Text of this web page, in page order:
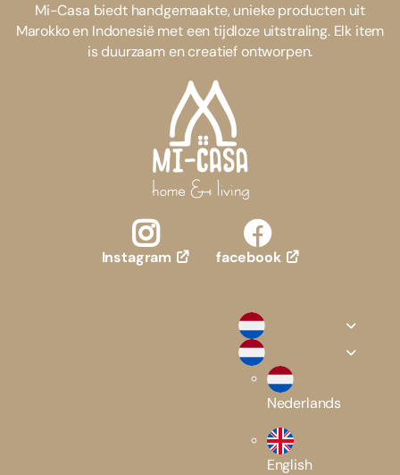
Mi-Casa biedt handgemaakte, unieke producten uit
Marokko en Indonesië met een tijdloze uitstraling. Elk item
is duurzaam en creatief ontworpen.
Instagram facebook
Nederlands
English